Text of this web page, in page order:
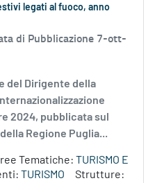
legati al fuoco, anno
di Pubblicazione 7-ott-
del Dirigente della
2024, pubblicata sul
Regione Puglia...
Tematiche: TURISMO E
TURISMO
Strutture: